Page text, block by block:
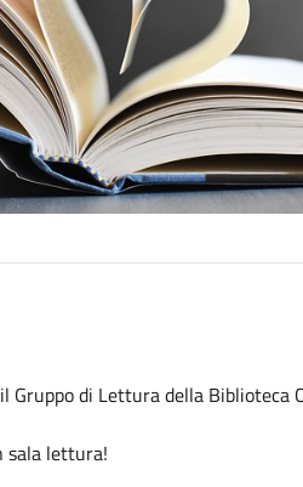
Gruppo di Lettura della Biblioteca
sala lettura!